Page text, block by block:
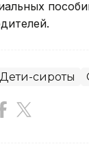
Дети-сироты